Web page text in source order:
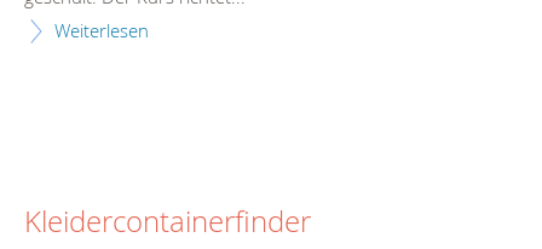
Weiterlesen
Kleidercontainerfinder